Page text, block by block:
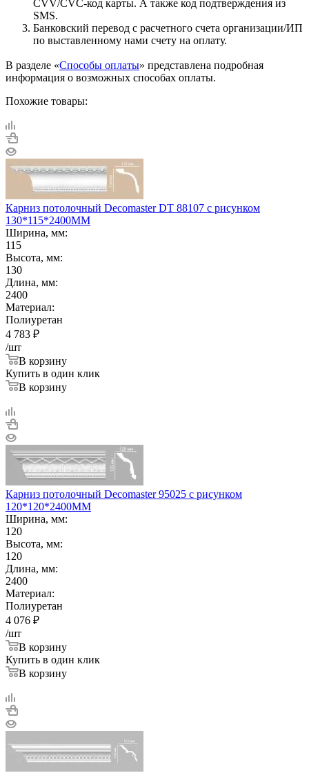
CVV/CVC-код карты. А также код подтверждения из
SMS.
Банковский перевод с расчетного счета организации/ИП
по выставленному нами счету на оплату.
В разделе «Способы оплаты» представлена подробная
информация о возможных способах оплаты.
Похожие товары:
Карниз потолочный Decomaster DT 88107 с рисунком
130*115*2400ММ
Ширина, мм:
115
Высота, мм:
130
Длина, мм:
2400
Материал:
Полиуретан
4 783 ₽
/шт
В корзину
Купить в один клик
В корзину
Карниз потолочный Decomaster 95025 с рисунком
120*120*2400ММ
Ширина, мм:
120
Высота, мм:
120
Длина, мм:
2400
Материал:
Полиуретан
4 076 ₽
/шт
В корзину
Купить в один клик
В корзину